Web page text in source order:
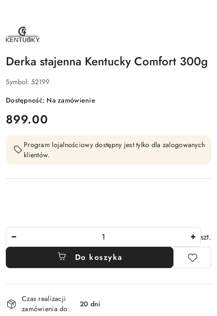
NAZWA
PRODUCENTA:
KENTUCKY
Derka stajenna Kentucky Comfort 300g
Symbol: 52199
Dostępność: Na zamówienie
cena:
899.00
Program lojalnościowy dostępny jest tylko dla zalogowanych
klientów.
szt.
Do koszyka
i
Czas realizacji
zamówienia do:
20 dni